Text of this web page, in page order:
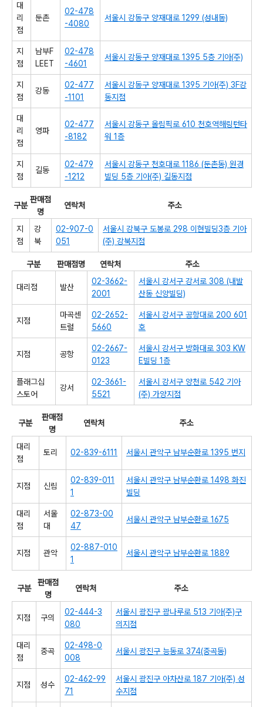
대
리
점
둔촌
02-478
-4080
서울시 강동구 양재대로 1299 (성내동)
지
점
남부F
LEET
02-478
-4601
서울시 강동구 양재대로 1395 5층 기아(주)
지
점
강동
02-477
-1101
서울시 강동구 양재대로 1395 기아(주) 3F강
동지점
대
리
점
영파
02-477
-8182
서울시 강동구 올림픽로 610 천호역해링턴타
워 1층
지
점
길동
02-479
-1212
서울시 강동구 천호대로 1186 (둔촌동) 원경
빌딩 5층 기아(주) 길동지점
구분
판매점
명
연락처 주소
지
점
강
북
02-907-0
051
서울시 강북구 도봉로 298 이현빌딩3층 기아
(주) 강북지점
구분 판매점명 연락처 주소
대리점 발산
02-3662-
2001
서울시 강서구 강서로 308 (내발
산동 신양빌딩)
지점
마곡센
트럴
02-2652-
5660
서울시 강서구 공항대로 200 601
호
지점 공항
02-2667-
0123
서울시 강서구 방화대로 303 KW
E빌딩 1층
플래그십
스토어
강서
02-3661-
5521
서울시 강서구 양천로 542 기아
(주) 가양지점
구분
판매점
명
연락처 주소
대리
점
토리 02-839-6111 서울시 관악구 남부순환로 1395 번지
지점 신림
02-839-011
1
서울시 관악구 남부순환로 1498 화진
빌딩
대리
점
서울
대
02-873-00
47
서울시 관악구 남부순환로 1675
지점 관악
02-887-010
1
서울시 관악구 남부순환로 1889
구분
판매점
명
연락처 주소
지점 구의
02-444-3
080
서울시 광진구 광나루로 513 기아(주)구
의지점
대리
점
중곡
02-498-0
008
서울시 광진구 능동로 374(중곡동)
지점 성수
02-462-99
71
서울시 광진구 아차산로 187 기아(주) 성
수지점